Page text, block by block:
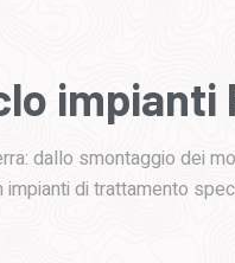
impianti
dallo smontaggio dei
di trattamento